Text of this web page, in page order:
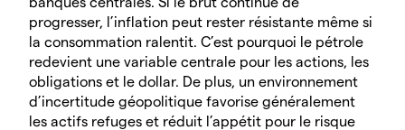
progresser, l’inflation peut rester résistante même si
la consommation ralentit. C’est pourquoi le pétrole
redevient une variable centrale pour les actions, les
obligations et le dollar. De plus, un environnement
d’incertitude géopolitique favorise généralement
les actifs refuges et réduit l’appétit pour le risque